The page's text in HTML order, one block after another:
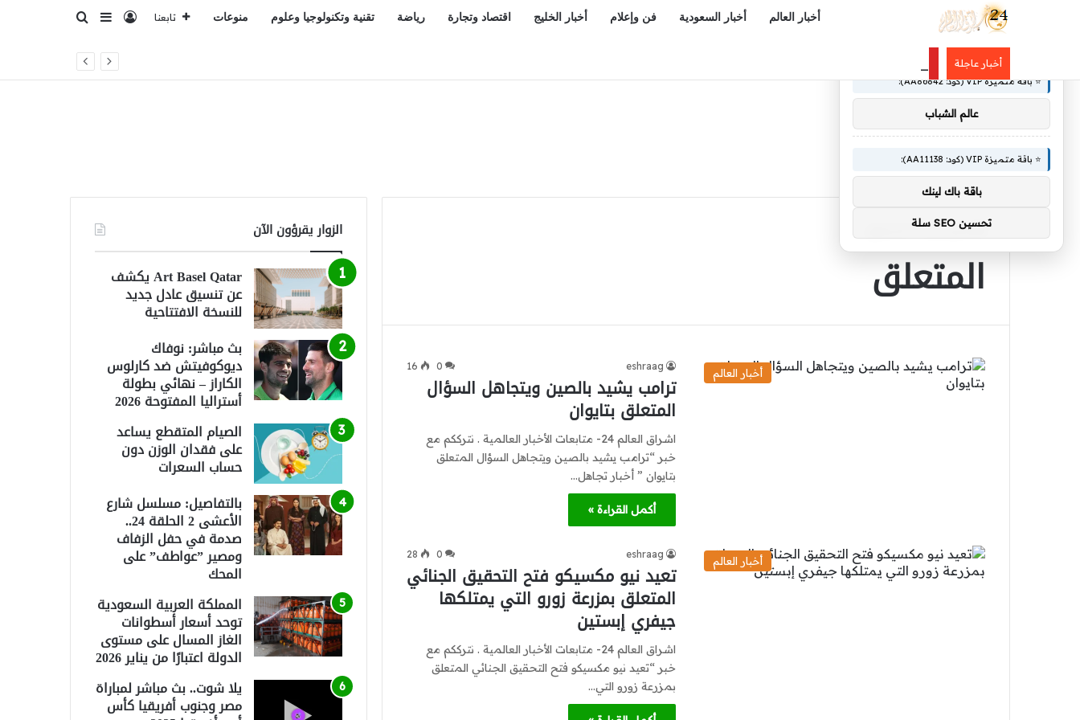
أخبار العالم أخبار السعودية فن وإعلام أخبار الخليج اقتصاد وتجارة رياضة تقنية وتكنولوجيا وعلوم منوعات تابعنا تسجيل الدخول
إضافة عمود
بحث عن
أخبار عاجلة
الرئيسية/
المتعلق
أخبار العالم
eshraag
0
16
ترامب يشيد بالصين ويتجاهل السؤال
المتعلق بتايوان
اشراق العالم 24- متابعات الأخبار العالمية . نترككم مع
خبر “ترامب يشيد بالصين ويتجاهل السؤال المتعلق
بتايوان ” أخبار تجاهل…
أكمل القراءة »
أخبار العالم
eshraag
0
28
تعيد نيو مكسيكو فتح التحقيق الجنائي
المتعلق بمزرعة زورو التي يمتلكها
جيفري إبستين
اشراق العالم 24- متابعات الأخبار العالمية . نترككم مع
خبر “تعيد نيو مكسيكو فتح التحقيق الجنائي المتعلق
بمزرعة زورو التي…
الزوار يقرؤون الآن
Art Basel Qatar يكشف
عن تنسيق عادل جديد
للنسخة الافتتاحية
بث مباشر: نوفاك
ديوكوفيتش ضد كارلوس
الكاراز – نهائي بطولة
أستراليا المفتوحة 2026
الصيام المتقطع يساعد
على فقدان الوزن دون
حساب السعرات
بالتفاصيل: مسلسل شارع
الأعشى 2 الحلقة 24..
صدمة في حفل الزفاف
ومصير ”عواطف” على
المحك
المملكة العربية السعودية
توحد أسعار أسطوانات
الغاز المسال على مستوى
الدولة اعتبارًا من يناير 2026
يلا شوت.. بث مباشر لمباراة
مصر وجنوب أفريقيا كأس
⭐ باقة متميزة VIP (كود: AA86842):
عالم الشباب
⭐ باقة متميزة VIP (كود: AA11138):
باقة باك لينك
تحسين SEO سلة